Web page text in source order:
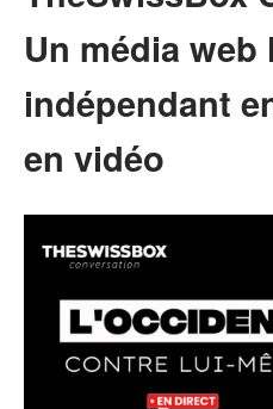
Un média web
indépendant
en vidéo